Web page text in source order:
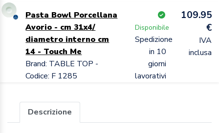
Pasta Bowl Porcellana
Avorio - cm 31x4/
diametro interno cm
14 - Touch Me
Brand: TABLE TOP -
Codice: F 1285
Disponibile
Spedizione
in 10
giorni
lavorativi
109.95
€
IVA
inclusa
Descrizione